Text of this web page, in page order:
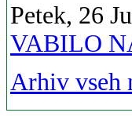
Petek, 26
VABILO
Arhiv vseh